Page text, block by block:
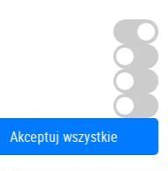
Akceptuj wszystkie